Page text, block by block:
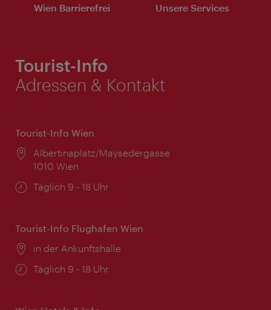
Wien Barrierefrei Unsere Services
Tourist-Info
Adressen & Kontakt
Tourist-Info Wien
Ort:
Albertinaplatz/Maysedergasse
1010 Wien
Öffnungszeiten:
Täglich 9 - 18 Uhr
Tourist-Info Flughafen Wien
Ort:
in der Ankunftshalle
Öffnungszeiten:
Täglich 9 - 18 Uhr